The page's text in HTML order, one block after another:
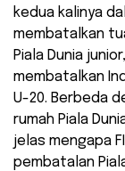
kedua kalinya
membatalkan
Piala Dunia
membatalkan
U-20. Berbeda
rumah Piala
jelas mengapa
pembatalan